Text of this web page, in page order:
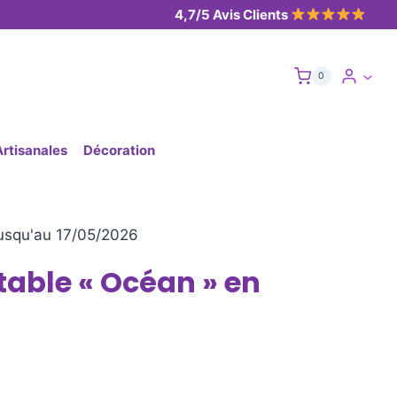
4,7/5 Avis Clients
0
Décoration
17/05/2026
« Océan » en